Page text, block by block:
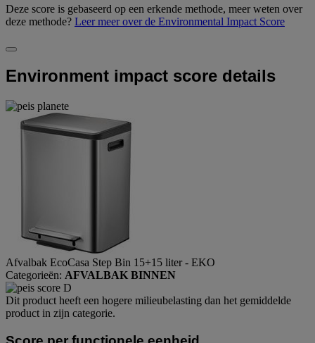
Deze score is gebaseerd op een erkende methode, meer weten over
deze methode? Leer meer over de Environmental Impact Score
Environment impact score details
Afvalbak EcoCasa Step Bin 15+15 liter - EKO
Categorieën: AFVALBAK BINNEN
Dit product heeft een hogere milieubelasting dan het gemiddelde
product in zijn categorie.